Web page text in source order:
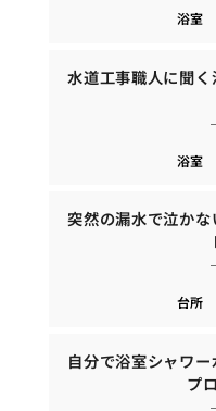
浴室
水道工事職人に聞
浴室
突然の漏水で泣か
台所
自分で浴室シャワ
プ